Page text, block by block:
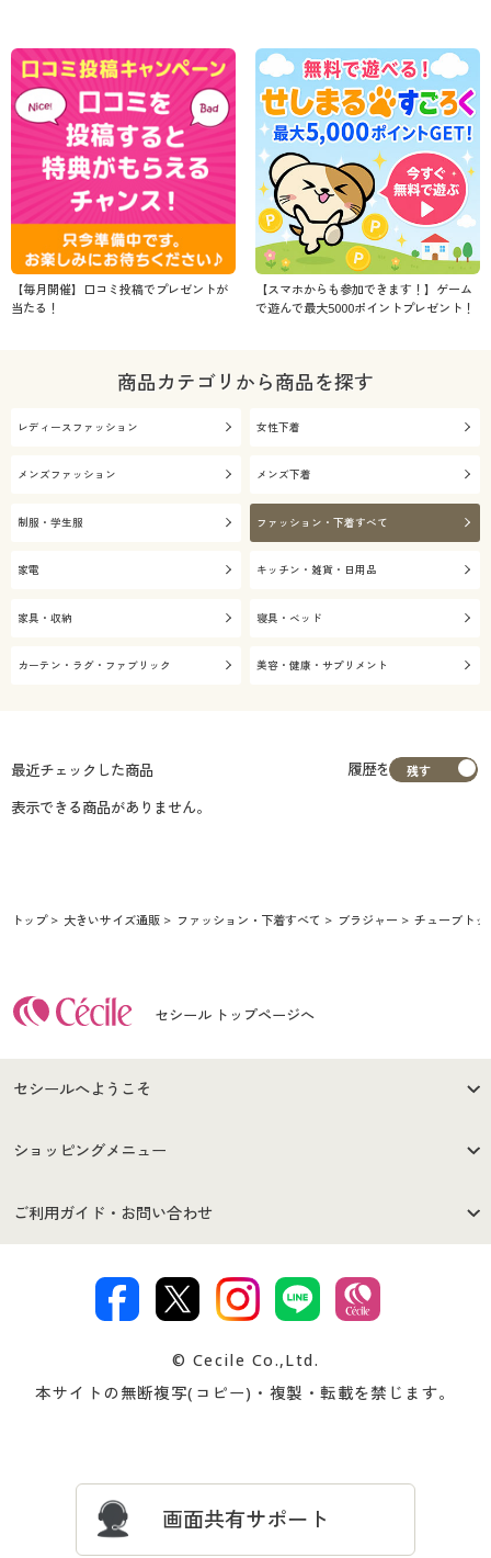
【毎月開催】口コミ投稿でプレゼントが
当たる！
【スマホからも参加できます！】ゲーム
で遊んで最大5000ポイントプレゼント！
商品カテゴリから商品を探す
レディースファッション 女性下着
メンズファッション メンズ下着
制服・学生服 ファッション・下着すべて
家電 キッチン・雑貨・日用品
家具・収納 寝具・ベッド
カーテン・ラグ・ファブリック 美容・健康・サプリメント
最近チェックした商品
履歴を
表示できる商品がありません。
トップ 大きいサイズ通販 ファッション・下着すべて ブラジャー チューブトッ
セシール トップページへ
セシールへようこそ
はじめての方へ
セシールご利用規約
著作権・商標について 会社案内
ショッピングメニュー
商品カテゴリ
プレゼント＆キャンペーン サイトマップ
ご利用ガイド・お問い合わせ
交換・返品は お支払は
ついて
忘れの場合
© Cecile Co.,Ltd.
本サイトの無断複写(コピー)・複製・転載を禁じます。
画面共有サポート